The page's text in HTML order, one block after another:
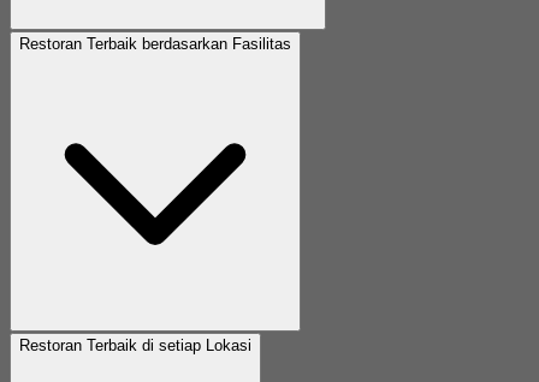
Restoran Terbaik berdasarkan Fasilitas
Restoran Terbaik di setiap Lokasi